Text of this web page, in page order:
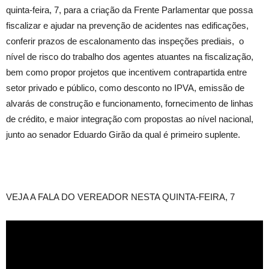
quinta-feira, 7, para a criação da Frente Parlamentar que possa
fiscalizar e ajudar na prevenção de acidentes nas edificações,
conferir prazos de escalonamento das inspeções prediais, o
nível de risco do trabalho dos agentes atuantes na fiscalização,
bem como propor projetos que incentivem contrapartida entre
setor privado e público, como desconto no IPVA, emissão de
alvarás de construção e funcionamento, fornecimento de linhas
de crédito, e maior integração com propostas ao nível nacional,
junto ao senador Eduardo Girão da qual é primeiro suplente.
VEJA A FALA DO VEREADOR NESTA QUINTA-FEIRA, 7